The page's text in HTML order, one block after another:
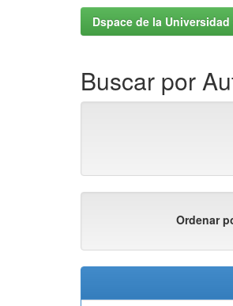
Dspace de la
Buscar por
Ordenar